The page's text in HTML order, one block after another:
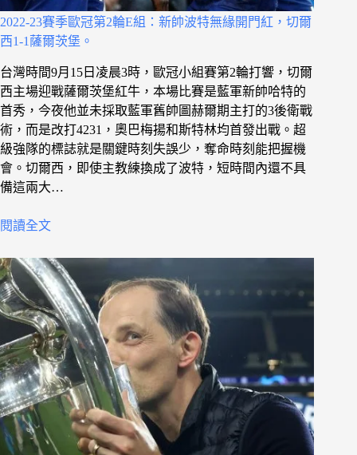
2022-23賽季歐冠第2輪E組：新帥波特無緣開門紅，切爾
西1-1薩爾茨堡。
台灣時間9月15日凌晨3時，歐冠小組賽第2輪打響，切爾
西主場迎戰薩爾茨堡紅牛，本場比賽是藍軍新帥哈特的
首秀，今夜他並未採取藍軍舊帥圖赫爾期主打的3後衛戰
術，而是改打4231，奧巴梅揚和斯特林均首發出戰。超
級強隊的標誌就是關鍵時刻失誤少，奪命時刻能把握機
會。切爾西，即使主教練換成了波特，短時間內還不具
備這兩大…
閱讀全文